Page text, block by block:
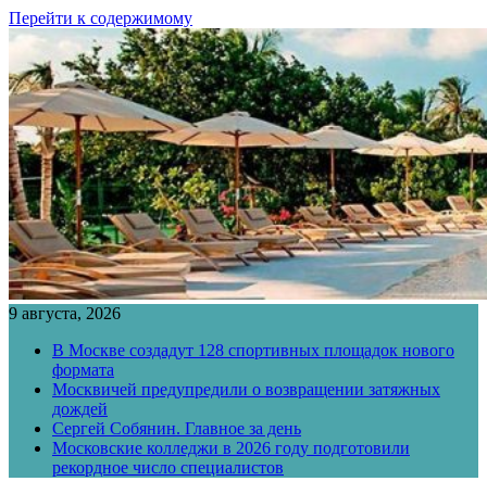
Перейти к содержимому
9 августа, 2026
В Москве создадут 128 спортивных площадок нового
формата
Москвичей предупредили о возвращении затяжных
дождей
Сергей Собянин. Главное за день
Московские колледжи в 2026 году подготовили
рекордное число специалистов